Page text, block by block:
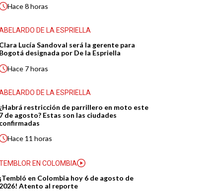
Hace8 horas
DE LA ESPRIELLA
Clara Lucía Sandoval será la gerente para
Bogotá designada por De la Espriella
Hace 7 horas
DE LA ESPRIELLA
¿Habrá restricción de parrillero en moto este
7 de agosto? Estas son las ciudades
confirmadas
Hace 11 horas
EN COLOMBIA
¡Tembló en Colombia hoy 6 de agosto de
2026! Atento al reporte